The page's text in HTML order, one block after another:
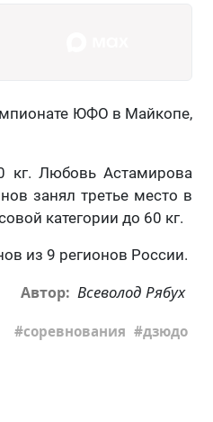
ЮФО в Майкопе,
кг. Любовь Астамирова
занял третье место в
категории до 60 кг.
из 9 регионов России.
Автор: Всеволод Рябух
соревнования дзюдо